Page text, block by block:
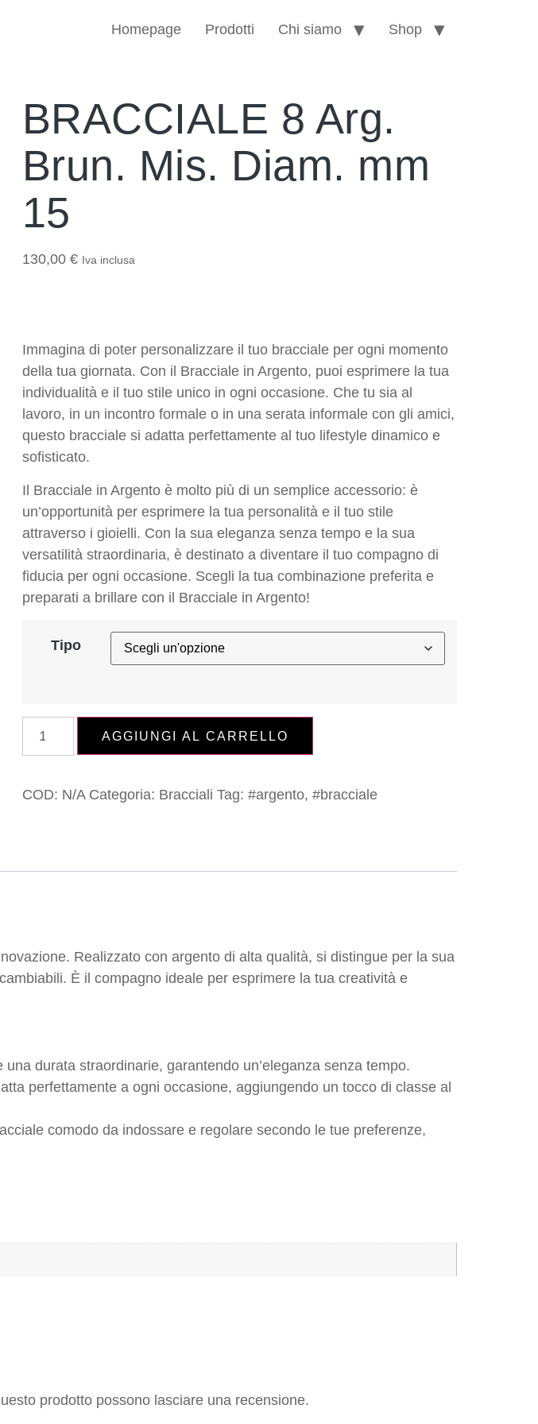
Homepage Prodotti Chi siamo Shop
BRACCIALE 8 Arg.
Brun. Mis. Diam. mm
15
130,00 € Iva inclusa
Immagina di poter personalizzare il tuo bracciale per ogni momento
della tua giornata. Con il Bracciale in Argento, puoi esprimere la tua
individualità e il tuo stile unico in ogni occasione. Che tu sia al
lavoro, in un incontro formale o in una serata informale con gli amici,
questo bracciale si adatta perfettamente al tuo lifestyle dinamico e
sofisticato.
Il Bracciale in Argento è molto più di un semplice accessorio: è
un’opportunità per esprimere la tua personalità e il tuo stile
attraverso i gioielli. Con la sua eleganza senza tempo e la sua
versatilità straordinaria, è destinato a diventare il tuo compagno di
fiducia per ogni occasione. Scegli la tua combinazione preferita e
preparati a brillare con il Bracciale in Argento!
Tipo
AGGIUNGI AL CARRELLO
COD: N/A Categoria: Bracciali Tag: #argento, #bracciale
Realizzato con argento di alta qualità, si distingue per la sua
È il compagno ideale per esprimere la tua creatività e
durata straordinarie, garantendo un’eleganza senza tempo.
perfettamente a ogni occasione, aggiungendo un tocco di classe al
comodo da indossare e regolare secondo le tue preferenze,
prodotto possono lasciare una recensione.